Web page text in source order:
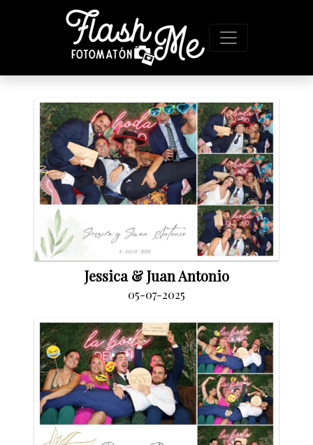
Jessica & Juan Antonio
05-07-2025